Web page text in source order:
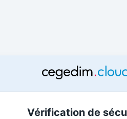
Vérification de